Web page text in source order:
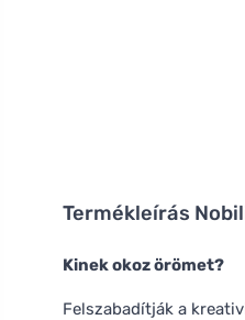
Termékleírás
Kinek okoz örömet?
Felszabadítják a